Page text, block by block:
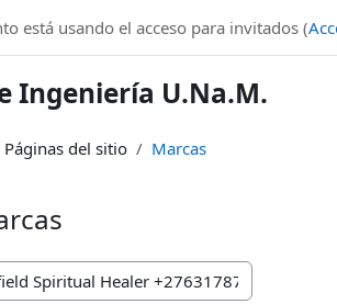
está usando el acceso para invitados (
Ingeniería U.Na.M.
Páginas del sitio Marcas